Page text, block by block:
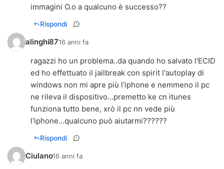
immagini O.o a qualcuno è successo??
Rispondi
alinghi8716 anni fa
ragazzi ho un problema..da quando ho salvato l'ECID
ed ho effettuato il jailbreak con spirit l'autoplay di
windows non mi apre più l'iphone e nemmeno il pc
ne rileva il dispositivo...premetto ke cn itunes
funziona tutto bene, xrò il pc nn vede più
l'iphone...qualcuno può aiutarmi??????
Rispondi
Ciulano16 anni fa